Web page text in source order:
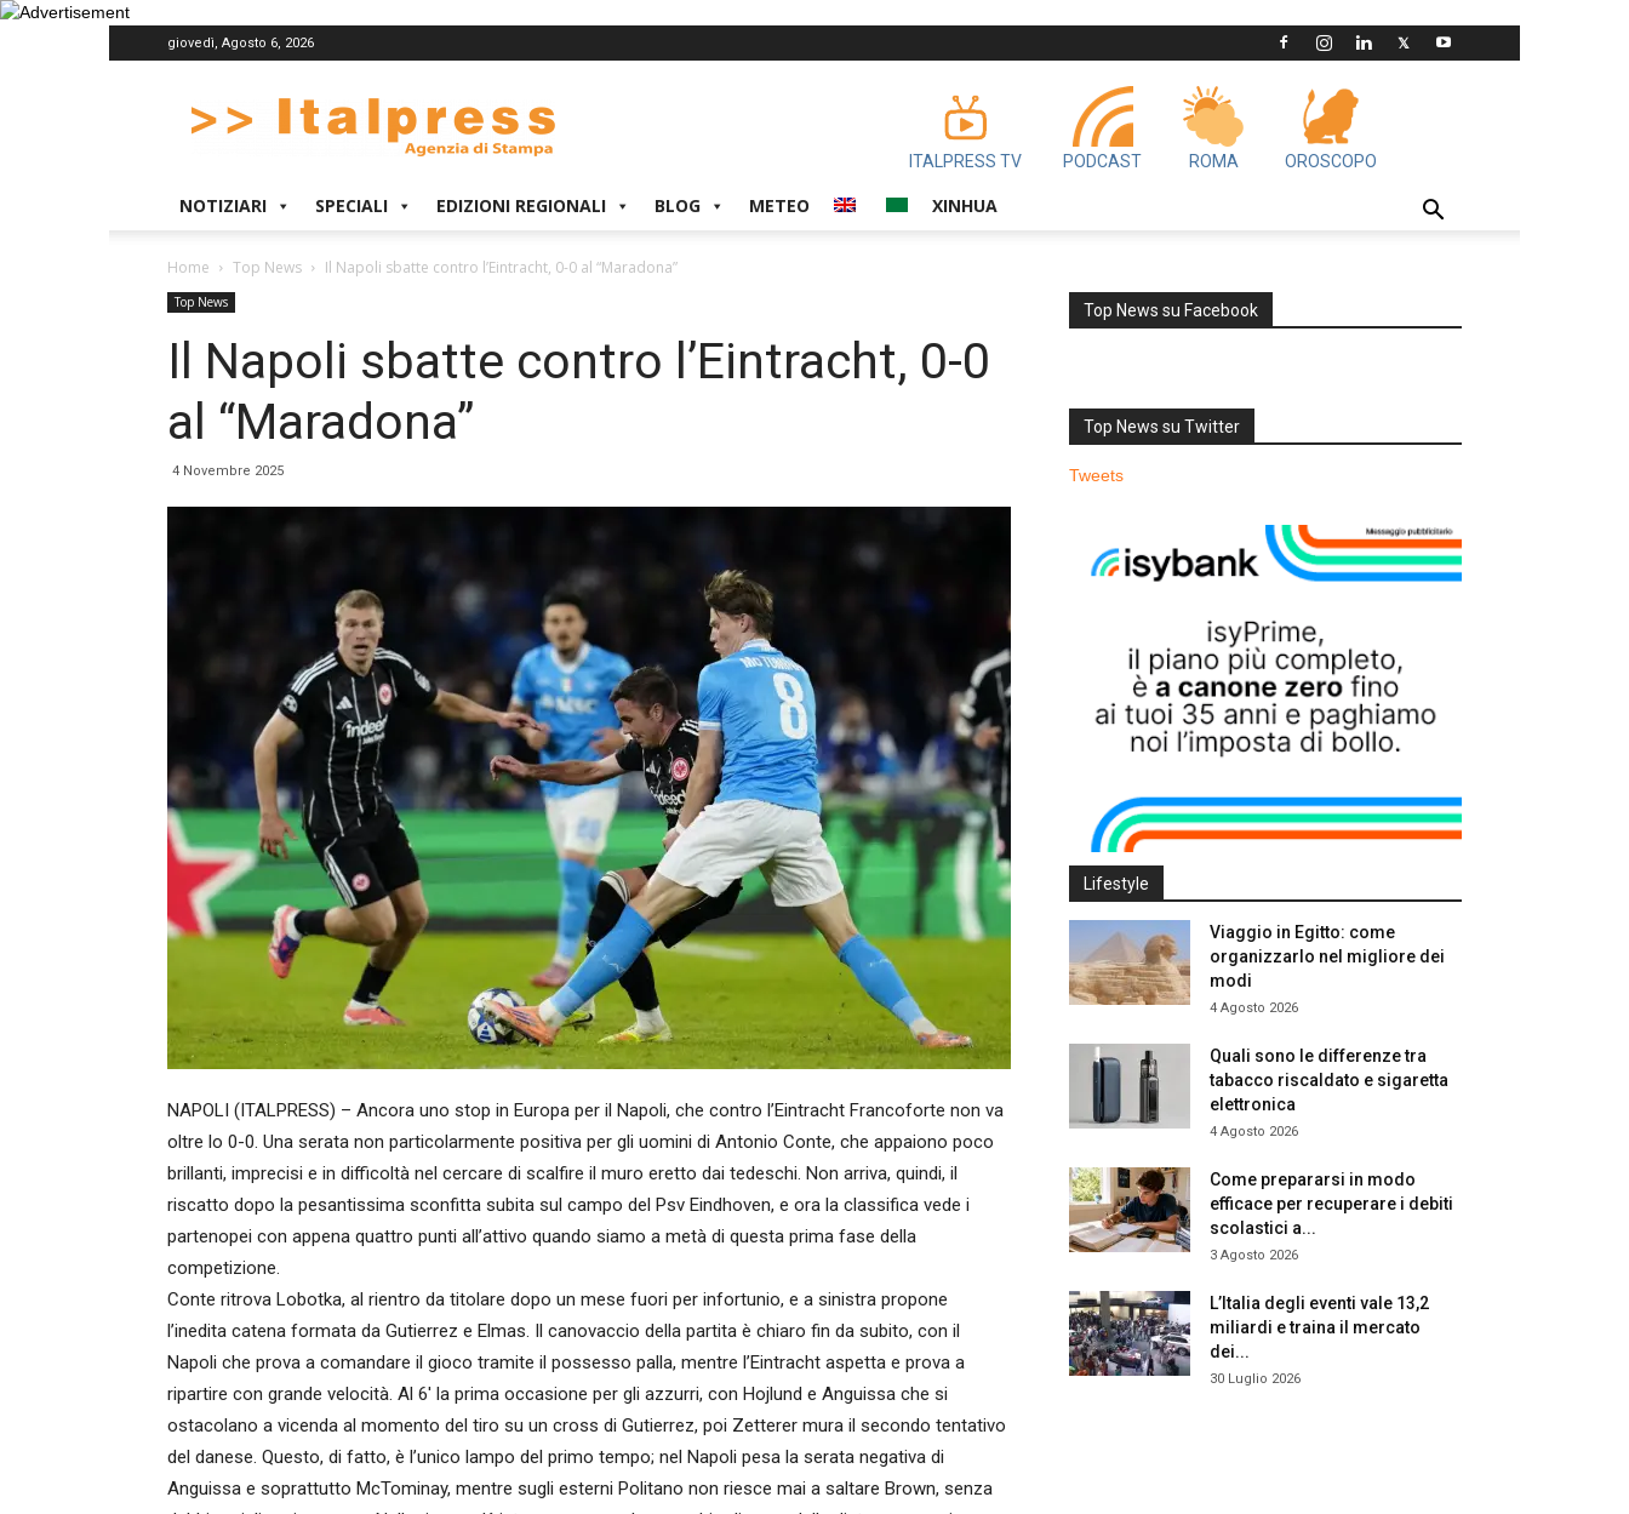
giovedì, Agosto 6, 2026
ITALPRESS TV PODCAST ROMA OROSCOPO
NOTIZIARI SPECIALI EDIZIONI REGIONALI BLOG METEO XINHUA
Home Top News Il Napoli sbatte contro l’Eintracht, 0-0 al “Maradona”
Top News
Il Napoli sbatte contro l’Eintracht, 0-0
al “Maradona”
4 Novembre 2025
NAPOLI (ITALPRESS) – Ancora uno stop in Europa per il Napoli, che contro l’Eintracht Francoforte non va
oltre lo 0-0. Una serata non particolarmente positiva per gli uomini di Antonio Conte, che appaiono poco
brillanti, imprecisi e in difficoltà nel cercare di scalfire il muro eretto dai tedeschi. Non arriva, quindi, il
riscatto dopo la pesantissima sconfitta subita sul campo del Psv Eindhoven, e ora la classifica vede i
partenopei con appena quattro punti all’attivo quando siamo a metà di questa prima fase della
competizione.
Conte ritrova Lobotka, al rientro da titolare dopo un mese fuori per infortunio, e a sinistra propone
l’inedita catena formata da Gutierrez e Elmas. Il canovaccio della partita è chiaro fin da subito, con il
Napoli che prova a comandare il gioco tramite il possesso palla, mentre l’Eintracht aspetta e prova a
ripartire con grande velocità. Al 6′ la prima occasione per gli azzurri, con Hojlund e Anguissa che si
ostacolano a vicenda al momento del tiro su un cross di Gutierrez, poi Zetterer mura il secondo tentativo
del danese. Questo, di fatto, è l’unico lampo del primo tempo; nel Napoli pesa la serata negativa di
Anguissa e soprattutto McTominay, mentre sugli esterni Politano non riesce mai a saltare Brown, senza
Top News su Facebook
Top News su Twitter
Tweets
Lifestyle
Viaggio in Egitto: come
organizzarlo nel migliore dei
modi
4 Agosto 2026
Quali sono le differenze tra
tabacco riscaldato e sigaretta
elettronica
4 Agosto 2026
Come prepararsi in modo
efficace per recuperare i debiti
scolastici a...
3 Agosto 2026
L’Italia degli eventi vale 13,2
miliardi e traina il mercato
dei...
30 Luglio 2026